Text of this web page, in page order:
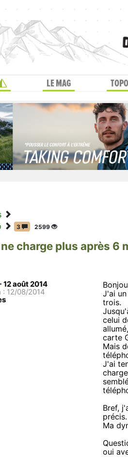
LE MAG
3 2599
ne charge plus après 6
12 août 2014
12/08/2014
J'ai
trois.
celui
carte
Mais
J'ai
Bref,
précis.
Ma
oui